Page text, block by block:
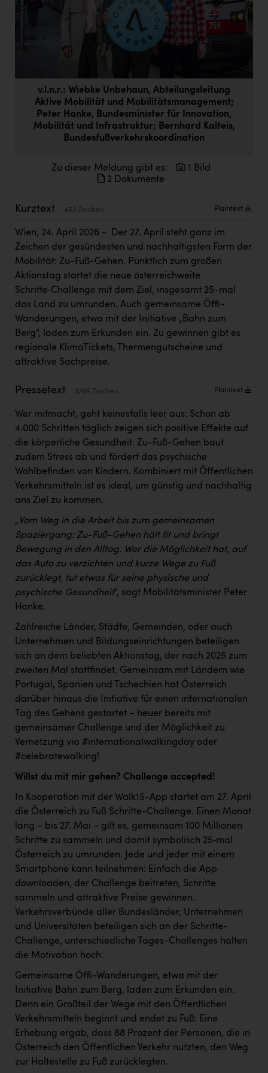
Doppler Gruppe
Firmenradl
Fristads Austria
HIG Infomotion Group
IFE Austria GmbH
Immotech
INTERSPORT Austria
Jesolo
Jane Goodall Institute Austria
Kärcher
Karin Liedl
KEBA
KIWI Kinderwunsch Institut Dr. Loimer
KLIPP Frisör
Kleider Bauer
Kremsmüller Anlagenbau GmbH
Maximarkt
Oldtimer Raststationen und Motorhotels
Österreichischer Kachelofenverband
Orlen
Passage Linz
PEZ
PÜSPÖK
REMAX
RE/MAX Welcome
Resch&Frisch
RUBBLE MASTER
Ruderclub Wels
SCRI - Salzburg Cancer Research Institute
SCHMACHTL GmbH
Schwingshandl - automation technology gmbh
TCL
TGW Logistics
TRAILOMAT & Cycling Austria
VERITAS
Vier Diamanten
Wir besiegen Krebs
ZGONC
ZULuft - Zukunft Luft Austria
z.l.ö.
Österreichisches Hebammengremium
v.l.n.r.: Wiebke Unbehaun, Abteilungsleitung
Aktive Mobilität und Mobilitätsmanagement;
Peter Hanke, Bundesminister für Innovation,
Mobilität und Infrastruktur; Bernhard Kalteis,
Bundesfußverkehrskoordination
Zu dieser Meldung gibt es:
1 Bild
2 Dokumente
Kurztext 453 Zeichen Plaintext
Wien, 24. April 2026 - Der 27. April steht ganz im
Zeichen der gesündesten und nachhaltigsten Form der
Mobilität: Zu-Fuß-Gehen. Pünktlich zum großen
Aktionstag startet die neue österreichweite
Schritte‑Challenge mit dem Ziel, insgesamt 25-mal
das Land zu umrunden. Auch gemeinsame Öffi-
Wanderungen, etwa mit der Initiative „Bahn zum
Berg“, laden zum Erkunden ein. Zu gewinnen gibt es
regionale KlimaTickets, Thermengutscheine und
attraktive Sachpreise.
Pressetext 3796 Zeichen Plaintext
Wer mitmacht, geht keinesfalls leer aus: Schon ab
4.000 Schritten täglich zeigen sich positive Effekte auf
die körperliche Gesundheit. Zu-Fuß-Gehen baut
zudem Stress ab und fördert das psychische
Wohlbefinden von Kindern. Kombiniert mit Öffentlichen
Verkehrsmitteln ist es ideal, um günstig und nachhaltig
ans Ziel zu kommen.
„ Vom Weg in die Arbeit bis zum gemeinsamen
Spaziergang: Zu-Fuß-Gehen hält fit und bringt
Bewegung in den Alltag. Wer die Möglichkeit hat, auf
das Auto zu verzichten und kurze Wege zu Fuß
zurücklegt, tut etwas für seine physische und
psychische Gesundheit“, sagt Mobilitätsminister Peter
Hanke.
Zahlreiche Länder, Städte, Gemeinden, oder auch
Unternehmen und Bildungseinrichtungen beteiligen
sich an dem beliebten Aktionstag, der nach 2025 zum
zweiten Mal stattfindet. Gemeinsam mit Ländern wie
Portugal, Spanien und Tschechien hat Österreich
darüber hinaus die Initiative für einen internationalen
Tag des Gehens gestartet – heuer bereits mit
gemeinsamer Challenge und der Möglichkeit zu
Vernetzung via #internationalwalkingday oder
#celebratewalking!
Willst du mit mir gehen? Challenge accepted!
In Kooperation mit der Walk15-App startet am 27. April
die Österreich zu Fuß Schritte-Challenge. Einen Monat
lang – bis 27. Mai – gilt es, gemeinsam 100 Millionen
Schritte zu sammeln und damit symbolisch 25‑mal
Österreich zu umrunden. Jede und jeder mit einem
Smartphone kann teilnehmen: Einfach die App
downloaden, der Challenge beitreten, Schritte
sammeln und attraktive Preise gewinnen.
Verkehrsverbünde aller Bundesländer, Unternehmen
und Universitäten beteiligen sich an der Schritte-
Challenge, unterschiedliche Tages-Challenges halten
die Motivation hoch.
Gemeinsame Öffi-Wanderungen, etwa mit der
Initiative Bahn zum Berg, laden zum Erkunden ein.
Denn ein Großteil der Wege mit den Öffentlichen
Verkehrsmitteln beginnt und endet zu Fuß: Eine
Erhebung ergab, dass 88 Prozent der Personen, die in
Österreich den Öffentlichen Verkehr nutzten, den Weg
zur Haltestelle zu Fuß zurücklegten.